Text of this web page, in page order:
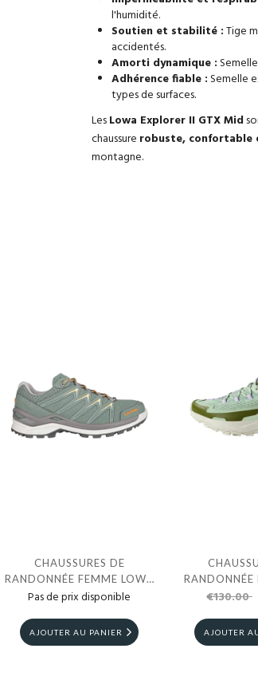
l'humidité.
Soutien et stabilité :Tige
accidentés.
Amorti dynamique :
Adhérence fiable :Semelle
types de surfaces.
LesLowa Explorer II GTX Mid
chaussure robuste, confortable
montagne.
CHAUSSURES DE
RANDONNÉE FEMME LOWA
INNOX PRO GTX LO
Pas de prix disponible
AJOUTER AU PANIER
NORTH
€130.00
AJOUTER